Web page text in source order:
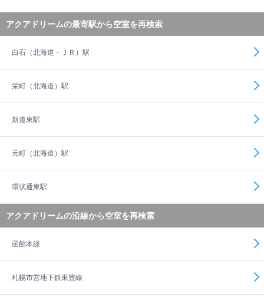
アクアドリームの最寄駅から空室を再検索
白石（北海道・ＪＲ）駅
栄町（北海道）駅
新道東駅
元町（北海道）駅
環状通東駅
アクアドリームの沿線から空室を再検索
函館本線
札幌市営地下鉄東豊線